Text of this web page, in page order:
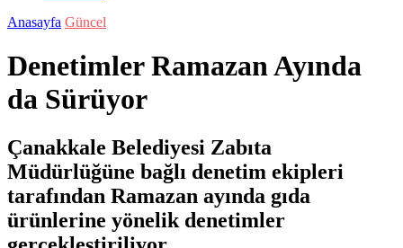
Anasayfa Güncel
Denetimler Ramazan Ayında
da Sürüyor
Çanakkale Belediyesi Zabıta
Müdürlüğüne bağlı denetim ekipleri
tarafından Ramazan ayında gıda
ürünlerine yönelik denetimler